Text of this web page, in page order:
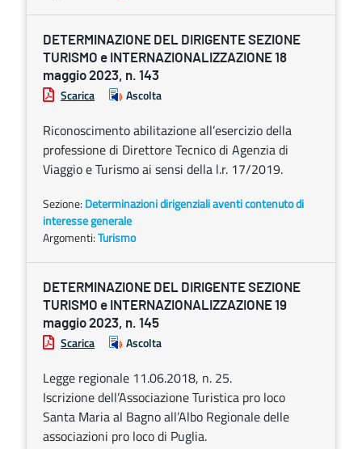
DETERMINAZIONE DEL DIRIGENTE SEZIONE
TURISMO e INTERNAZIONALIZZAZIONE 18
maggio 2023, n. 143
Scarica Ascolta
Riconoscimento abilitazione all’esercizio della
professione di Direttore Tecnico di Agenzia di
Viaggio e Turismo ai sensi della l.r. 17/2019.
Sezione: Determinazioni dirigenziali aventi contenuto di
interesse generale
Argomenti:Turismo
DETERMINAZIONE DEL DIRIGENTE SEZIONE
TURISMO e INTERNAZIONALIZZAZIONE 19
maggio 2023, n. 145
Scarica Ascolta
Legge regionale 11.06.2018, n. 25.
Iscrizione dell’Associazione Turistica pro loco
Santa Maria al Bagno all’Albo Regionale delle
associazioni pro loco di Puglia.